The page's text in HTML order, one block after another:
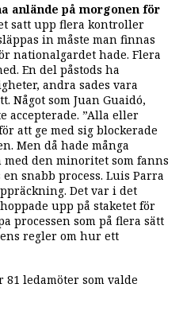
anlände på morgonen för
satt upp flera kontroller
in måste man finnas
nationalgardet hade. Flera
En del påstods ha
andra sades vara
Något som Juan Guaidó,
accepterade. ”Alla eller
att ge med sig blockerade
Men då hade många
den minoritet som fanns
snabb process. Luis Parra
Det var i det
upp på staketet för
processen som på flera sätt
regler om hur ett
ledamöter som valde